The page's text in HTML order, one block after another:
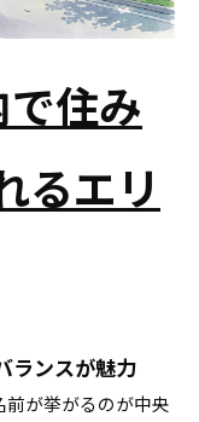
住み
るエリ
ランスが魅力
が挙がるのが中央